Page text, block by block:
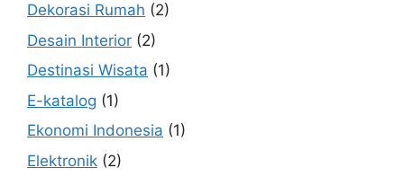
Dekorasi Rumah (2)
Desain Interior (2)
Destinasi Wisata (1)
E-katalog (1)
Ekonomi Indonesia (1)
Elektronik (2)